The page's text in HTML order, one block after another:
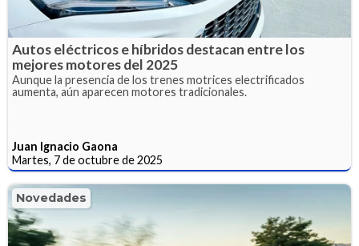
Autos eléctricos e híbridos destacan entre los
mejores motores del 2025
Aunque la presencia de los trenes motrices electrificados
aumenta, aún aparecen motores tradicionales.
Juan Ignacio Gaona
Martes, 7 de octubre de 2025
Novedades